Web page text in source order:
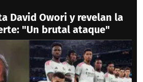
David Owori y revelan la
"Un brutal ataque"